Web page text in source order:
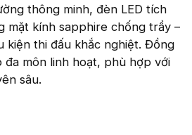
thông minh, đèn LED tích
mặt kính sapphire chống trầy –
kiện thi đấu khắc nghiệt. Đồng
môn linh hoạt, phù hợp với
sâu.